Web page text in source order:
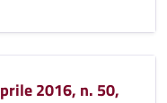
2016, n. 50,